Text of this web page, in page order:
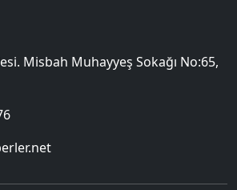
Misbah Muhayyeş Sokağı No:65,